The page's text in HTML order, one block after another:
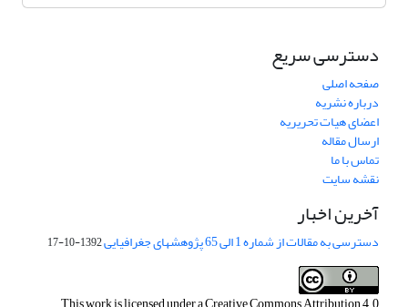
دسترسی سریع
صفحه اصلی
درباره نشریه
اعضای هیات تحریریه
ارسال مقاله
تماس با ما
نقشه سایت
آخرین اخبار
دسترسی به مقالات از شماره 1 الی 65 پژوهشهای جغرافیایی 1392-10-17